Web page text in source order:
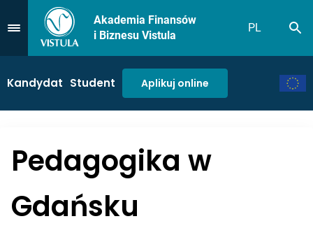
Przejdź do Menu
Akademia Finansów
i Biznesu Vistula
PL
Kandydat Student Aplikuj online
Pedagogika w
Gdańsku